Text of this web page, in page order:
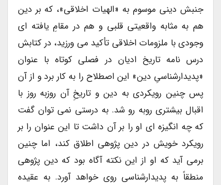
جنبش دینی موسوم به «الهیات اخلاقی»، که بر دین
هم به مثابه واقعیتی قلبی و هم در مقامِ یافته ای
وجودی با ملزومات اخلاقی تأکید می ورزید، در کتابش
درس نامه تاریخ ادیان در فصلی کوتاه با عنوان
«پدیدارشناسیِ دین» این اصطلاح را به کار برد و از آن
پس چنین رویکردی به دین و تاریخِ آن روزبه روز با
اقبال بیشتری روبه رو شد. به درستی نمی توان گفت
که چه انگیزه ای او را بر آن داشت تا این عنوان را بر
رویکرد خویش در دین پژوهی اطلاق کند، اما چنین
برمی آید که او از این نکته آگاه بود که دین پژوهی
منطقاً به پدیدارشناسی روی خواهد آورد. به عقیده